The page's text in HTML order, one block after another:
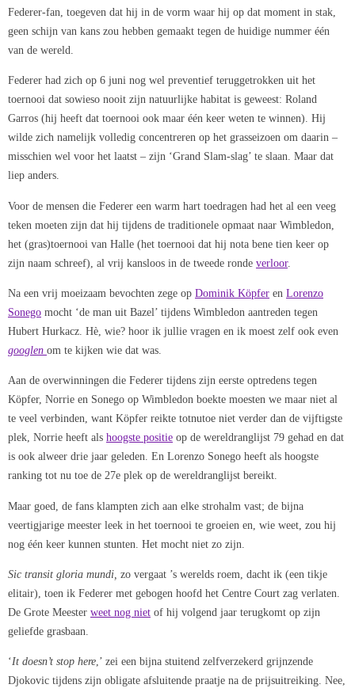
Federer-fan, toegeven dat hij in de vorm waar hij op dat moment in stak,
geen schijn van kans zou hebben gemaakt tegen de huidige nummer één
van de wereld.
Federer had zich op 6 juni nog wel preventief teruggetrokken uit het
toernooi dat sowieso nooit zijn natuurlijke habitat is geweest: Roland
Garros (hij heeft dat toernooi ook maar één keer weten te winnen). Hij
wilde zich namelijk volledig concentreren op het grasseizoen om daarin –
misschien wel voor het laatst – zijn ‘Grand Slam-slag’ te slaan. Maar dat
liep anders.
Voor de mensen die Federer een warm hart toedragen had het al een veeg
teken moeten zijn dat hij tijdens de traditionele opmaat naar Wimbledon,
het (gras)toernooi van Halle (het toernooi dat hij nota bene tien keer op
zijn naam schreef), al vrij kansloos in de tweede ronde verloor.
Na een vrij moeizaam bevochten zege op Dominik Köpfer en Lorenzo
Sonego mocht ‘de man uit Bazel’ tijdens Wimbledon aantreden tegen
Hubert Hurkacz. Hè, wie? hoor ik jullie vragen en ik moest zelf ook even
googlen om te kijken wie dat was.
Aan de overwinningen die Federer tijdens zijn eerste optredens tegen
Köpfer, Norrie en Sonego op Wimbledon boekte moesten we maar niet al
te veel verbinden, want Köpfer reikte totnutoe niet verder dan de vijftigste
plek, Norrie heeft als hoogste positie op de wereldranglijst 79 gehad en dat
is ook alweer drie jaar geleden. En Lorenzo Sonego heeft als hoogste
ranking tot nu toe de 27e plek op de wereldranglijst bereikt.
Maar goed, de fans klampten zich aan elke strohalm vast; de bijna
veertigjarige meester leek in het toernooi te groeien en, wie weet, zou hij
nog één keer kunnen stunten. Het mocht niet zo zijn.
Sic transit gloria mundi, zo vergaat ’s werelds roem, dacht ik (een tikje
elitair), toen ik Federer met gebogen hoofd het Centre Court zag verlaten.
De Grote Meester weet nog niet of hij volgend jaar terugkomt op zijn
geliefde grasbaan.
‘It doesn’t stop here,’ zei een bijna stuitend zelfverzekerd grijnzende
Djokovic tijdens zijn obligate afsluitende praatje na de prijsuitreiking. Nee,